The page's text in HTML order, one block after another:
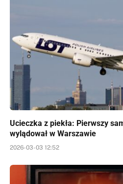
Ucieczka z piekła: Pierwszy
wylądował w Warszawie
2026-03-03 12:52